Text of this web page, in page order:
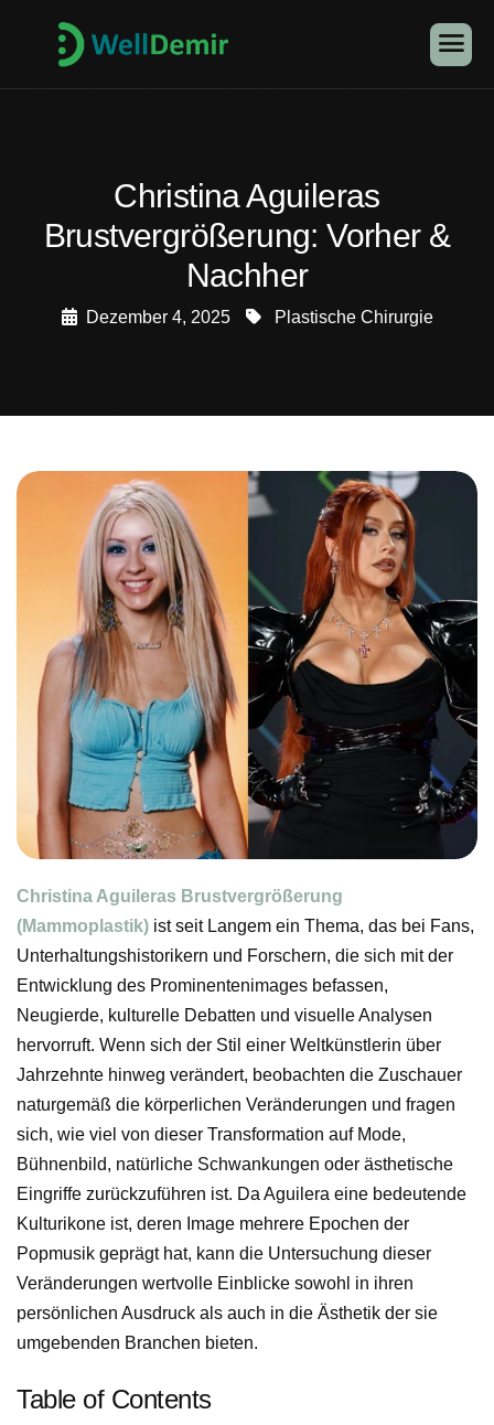
Christina Aguileras
Brustvergrößerung: Vorher &
Nachher
Dezember 4, 2025 Plastische Chirurgie
Christina Aguileras Brustvergrößerung
(Mammoplastik) ist seit Langem ein Thema, das bei Fans,
Unterhaltungshistorikern und Forschern, die sich mit der
Entwicklung des Prominentenimages befassen,
Neugierde, kulturelle Debatten und visuelle Analysen
hervorruft. Wenn sich der Stil einer Weltkünstlerin über
Jahrzehnte hinweg verändert, beobachten die Zuschauer
naturgemäß die körperlichen Veränderungen und fragen
sich, wie viel von dieser Transformation auf Mode,
Bühnenbild, natürliche Schwankungen oder ästhetische
Eingriffe zurückzuführen ist. Da Aguilera eine bedeutende
Kulturikone ist, deren Image mehrere Epochen der
Popmusik geprägt hat, kann die Untersuchung dieser
Veränderungen wertvolle Einblicke sowohl in ihren
persönlichen Ausdruck als auch in die Ästhetik der sie
umgebenden Branchen bieten.
Table of Contents